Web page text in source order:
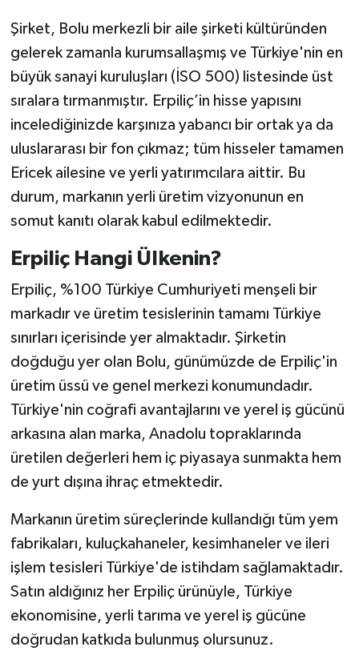
Şirket, Bolu merkezli bir aile şirketi kültüründen
gelerek zamanla kurumsallaşmış ve Türkiye'nin en
büyük sanayi kuruluşları (İSO 500) listesinde üst
sıralara tırmanmıştır. Erpiliç’in hisse yapısını
incelediğinizde karşınıza yabancı bir ortak ya da
uluslararası bir fon çıkmaz; tüm hisseler tamamen
Ericek ailesine ve yerli yatırımcılara aittir. Bu
durum, markanın yerli üretim vizyonunun en
somut kanıtı olarak kabul edilmektedir.
Erpiliç Hangi Ülkenin?
Erpiliç, %100 Türkiye Cumhuriyeti menşeli bir
markadır ve üretim tesislerinin tamamı Türkiye
sınırları içerisinde yer almaktadır. Şirketin
doğduğu yer olan Bolu, günümüzde de Erpiliç'in
üretim üssü ve genel merkezi konumundadır.
Türkiye'nin coğrafi avantajlarını ve yerel iş gücünü
arkasına alan marka, Anadolu topraklarında
üretilen değerleri hem iç piyasaya sunmakta hem
de yurt dışına ihraç etmektedir.
Markanın üretim süreçlerinde kullandığı tüm yem
fabrikaları, kuluçkahaneler, kesimhaneler ve ileri
işlem tesisleri Türkiye'de istihdam sağlamaktadır.
Satın aldığınız her Erpiliç ürünüyle, Türkiye
ekonomisine, yerli tarıma ve yerel iş gücüne
doğrudan katkıda bulunmuş olursunuz.